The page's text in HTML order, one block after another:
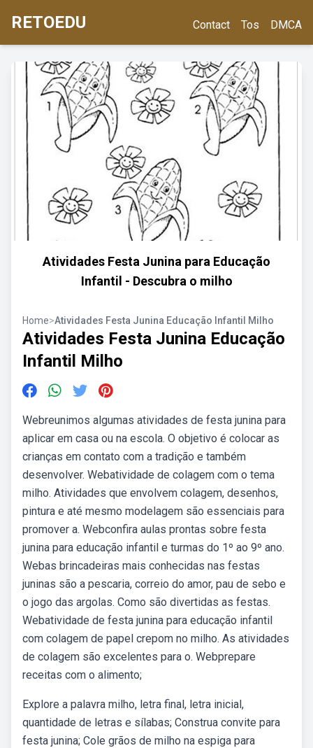
RETOEDU Contact Tos DMCA
Atividades Festa Junina para Educação
Infantil - Descubra o milho
Home>Atividades Festa Junina Educação Infantil Milho
Atividades Festa Junina Educação
Infantil Milho
Webreunimos algumas atividades de festa junina para
aplicar em casa ou na escola. O objetivo é colocar as
crianças em contato com a tradição e também
desenvolver. Webatividade de colagem com o tema
milho. Atividades que envolvem colagem, desenhos,
pintura e até mesmo modelagem são essenciais para
promover a. Webconfira aulas prontas sobre festa
junina para educação infantil e turmas do 1º ao 9º ano.
Webas brincadeiras mais conhecidas nas festas
juninas são a pescaria, correio do amor, pau de sebo e
o jogo das argolas. Como são divertidas as festas.
Webatividade de festa junina para educação infantil
com colagem de papel crepom no milho. As atividades
de colagem são excelentes para o. Webprepare
receitas com o alimento;
Explore a palavra milho, letra final, letra inicial,
quantidade de letras e sílabas; Construa convite para
festa junina; Cole grãos de milho na espiga para